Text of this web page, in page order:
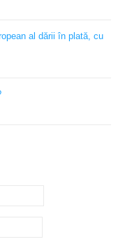
al dării în plată, cu